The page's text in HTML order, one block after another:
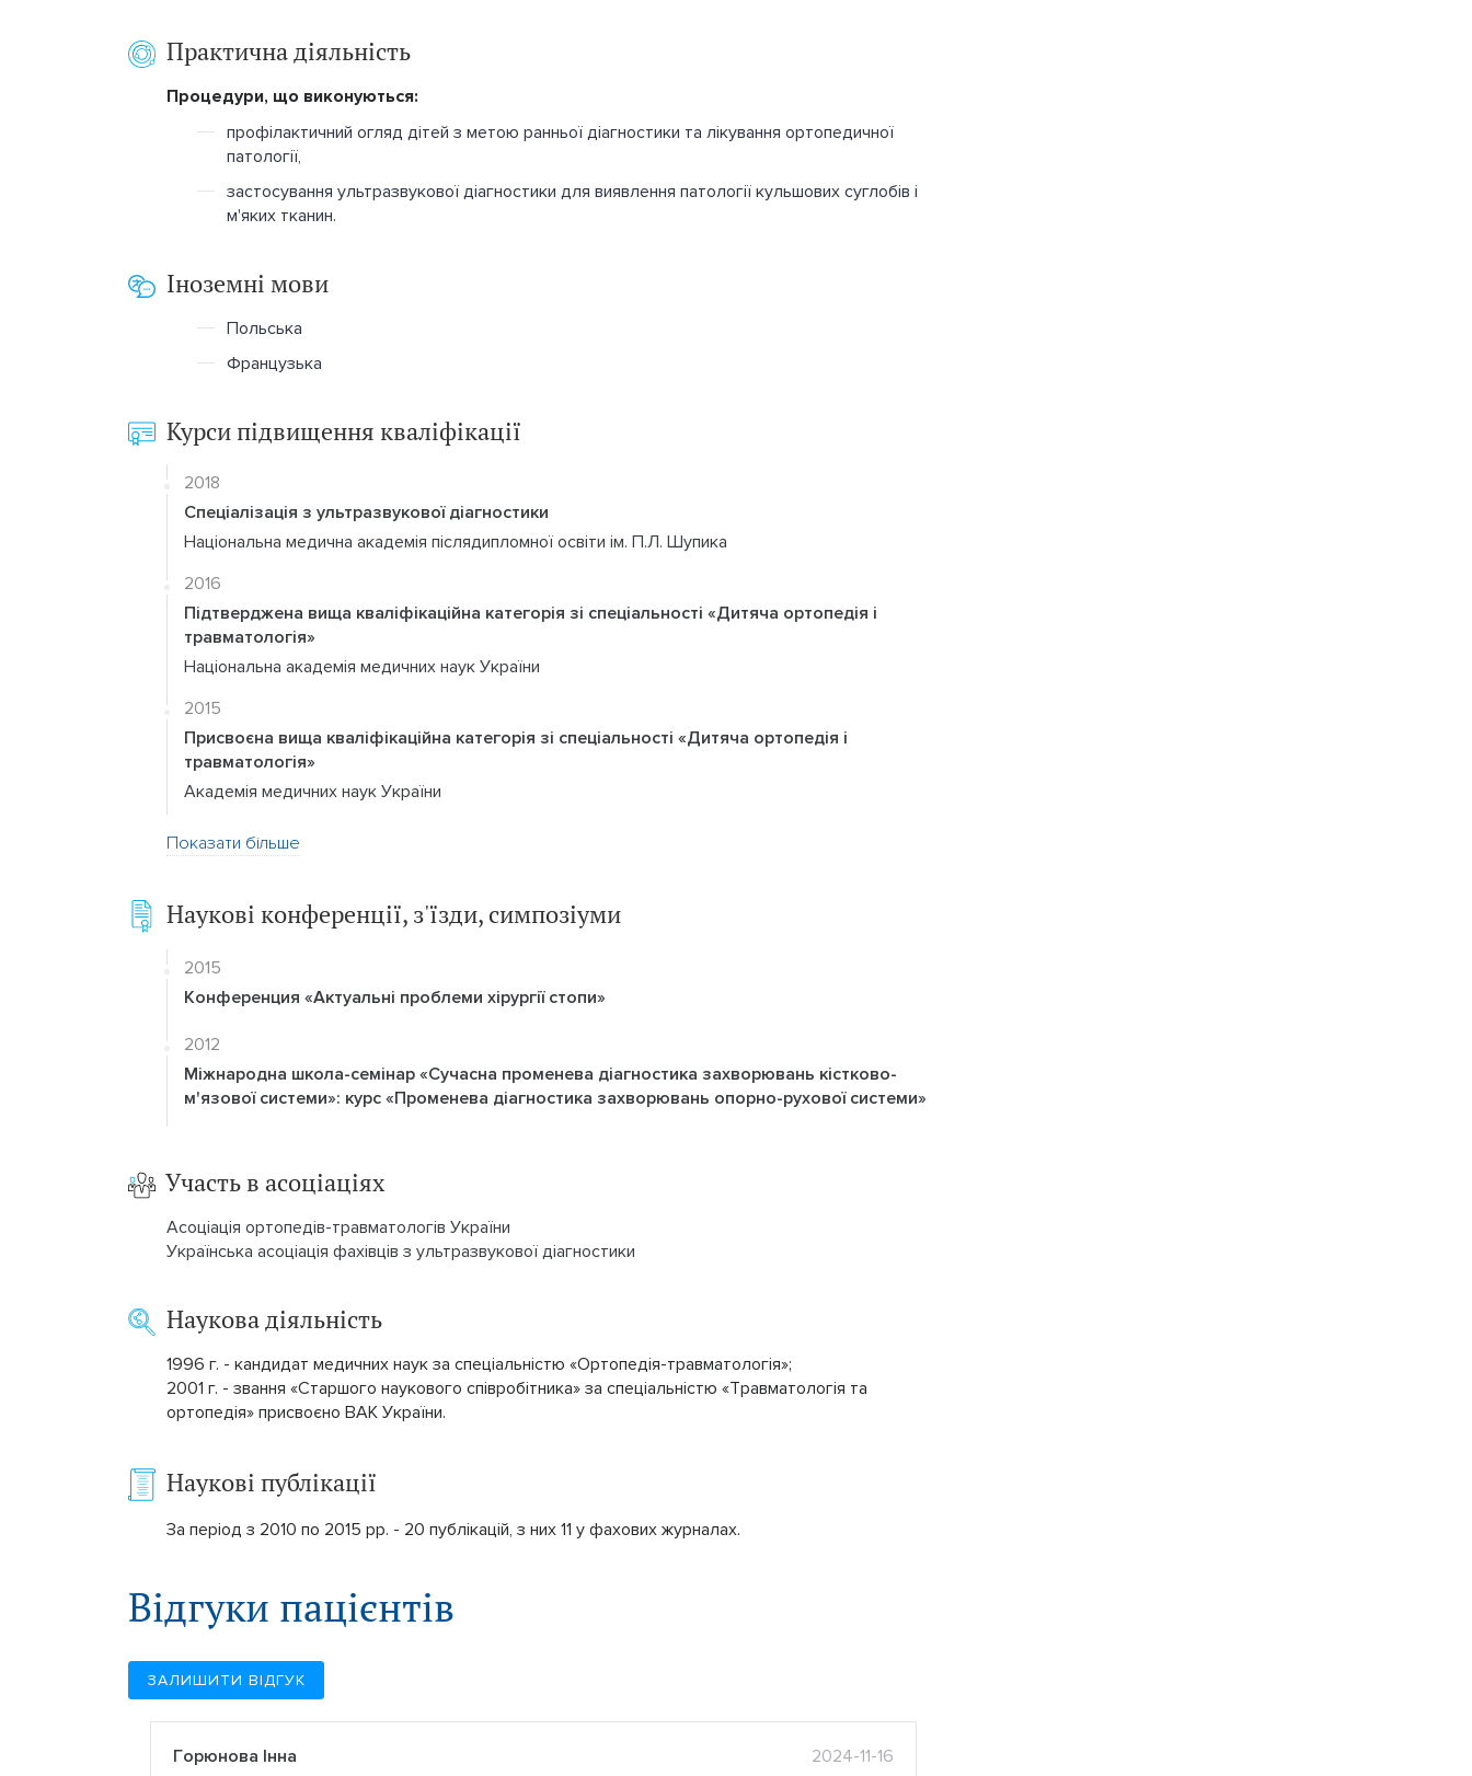
Практична діяльність
Процедури, що виконуються:
профілактичний огляд дітей з метою ранньої діагностики та лікування ортопедичної
патології,
застосування ультразвукової діагностики для виявлення патології кульшових суглобів і
м'яких тканин.
Іноземні мови
Польська
Французька
Курси підвищення кваліфікації
2018
Спеціалізація з ультразвукової діагностики
Національна медична академія післядипломної освіти ім. П.Л. Шупика
2016
Підтверджена вища кваліфікаційна категорія зі спеціальності «Дитяча ортопедія і
травматологія»
Національна академія медичних наук України
2015
Присвоєна вища кваліфікаційна категорія зі спеціальності «Дитяча ортопедія і
травматологія»
Академія медичних наук України
Показати більше
Наукові конференції, з'їзди, симпозіуми
2015
Конференция «Актуальні проблеми хірургії стопи»
2012
Міжнародна школа-семінар «Сучасна променева діагностика захворювань кістково-
м'язової системи»: курс «Променева діагностика захворювань опорно-рухової системи»
Участь в асоціаціях
Асоціація ортопедів-травматологів України
Українська асоціація фахівців з ультразвукової діагностики
Наукова діяльність
1996 г. - кандидат медичних наук за спеціальністю «Ортопедія-травматологія»;
2001 г. - звання «Старшого наукового співробітника» за спеціальністю «Травматологія та
ортопедія» присвоєно ВАК України.
Наукові публікації
За період з 2010 по 2015 рр. - 20 публікацій, з них 11 у фахових журналах.
Відгуки пацієнтів
ЗАЛИШИТИ ВІДГУК
Горюнова Інна 2024-11-16